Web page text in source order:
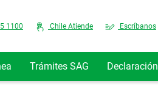
1100 Chile Atiende Escríbanos
Trámites SAG